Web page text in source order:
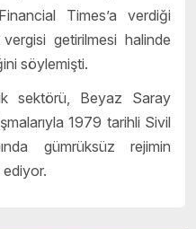
Times’a verdiği
getirilmesi halinde
söylemişti.
sektörü, Beyaz Saray
1979 tarihli Sivil
gümrüksüz rejimin
ediyor.